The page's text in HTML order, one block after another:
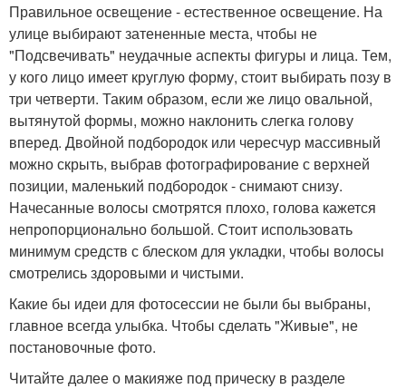
Правильное освещение - естественное освещение. На
улице выбирают затененные места, чтобы не
"Подсвечивать" неудачные аспекты фигуры и лица. Тем,
у кого лицо имеет круглую форму, стоит выбирать позу в
три четверти. Таким образом, если же лицо овальной,
вытянутой формы, можно наклонить слегка голову
вперед. Двойной подбородок или чересчур массивный
можно скрыть, выбрав фотографирование с верхней
позиции, маленький подбородок - снимают снизу.
Начесанные волосы смотрятся плохо, голова кажется
непропорционально большой. Стоит использовать
минимум средств с блеском для укладки, чтобы волосы
смотрелись здоровыми и чистыми.
Какие бы идеи для фотосессии не были бы выбраны,
главное всегда улыбка. Чтобы сделать "Живые", не
постановочные фото.
Читайте далее о макияже под прическу в разделе